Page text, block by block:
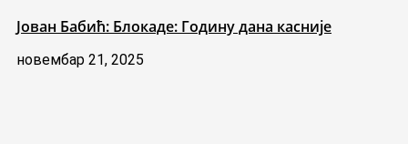
Јован Бабић: Блокаде: Годину дана касније
новембар 21, 2025